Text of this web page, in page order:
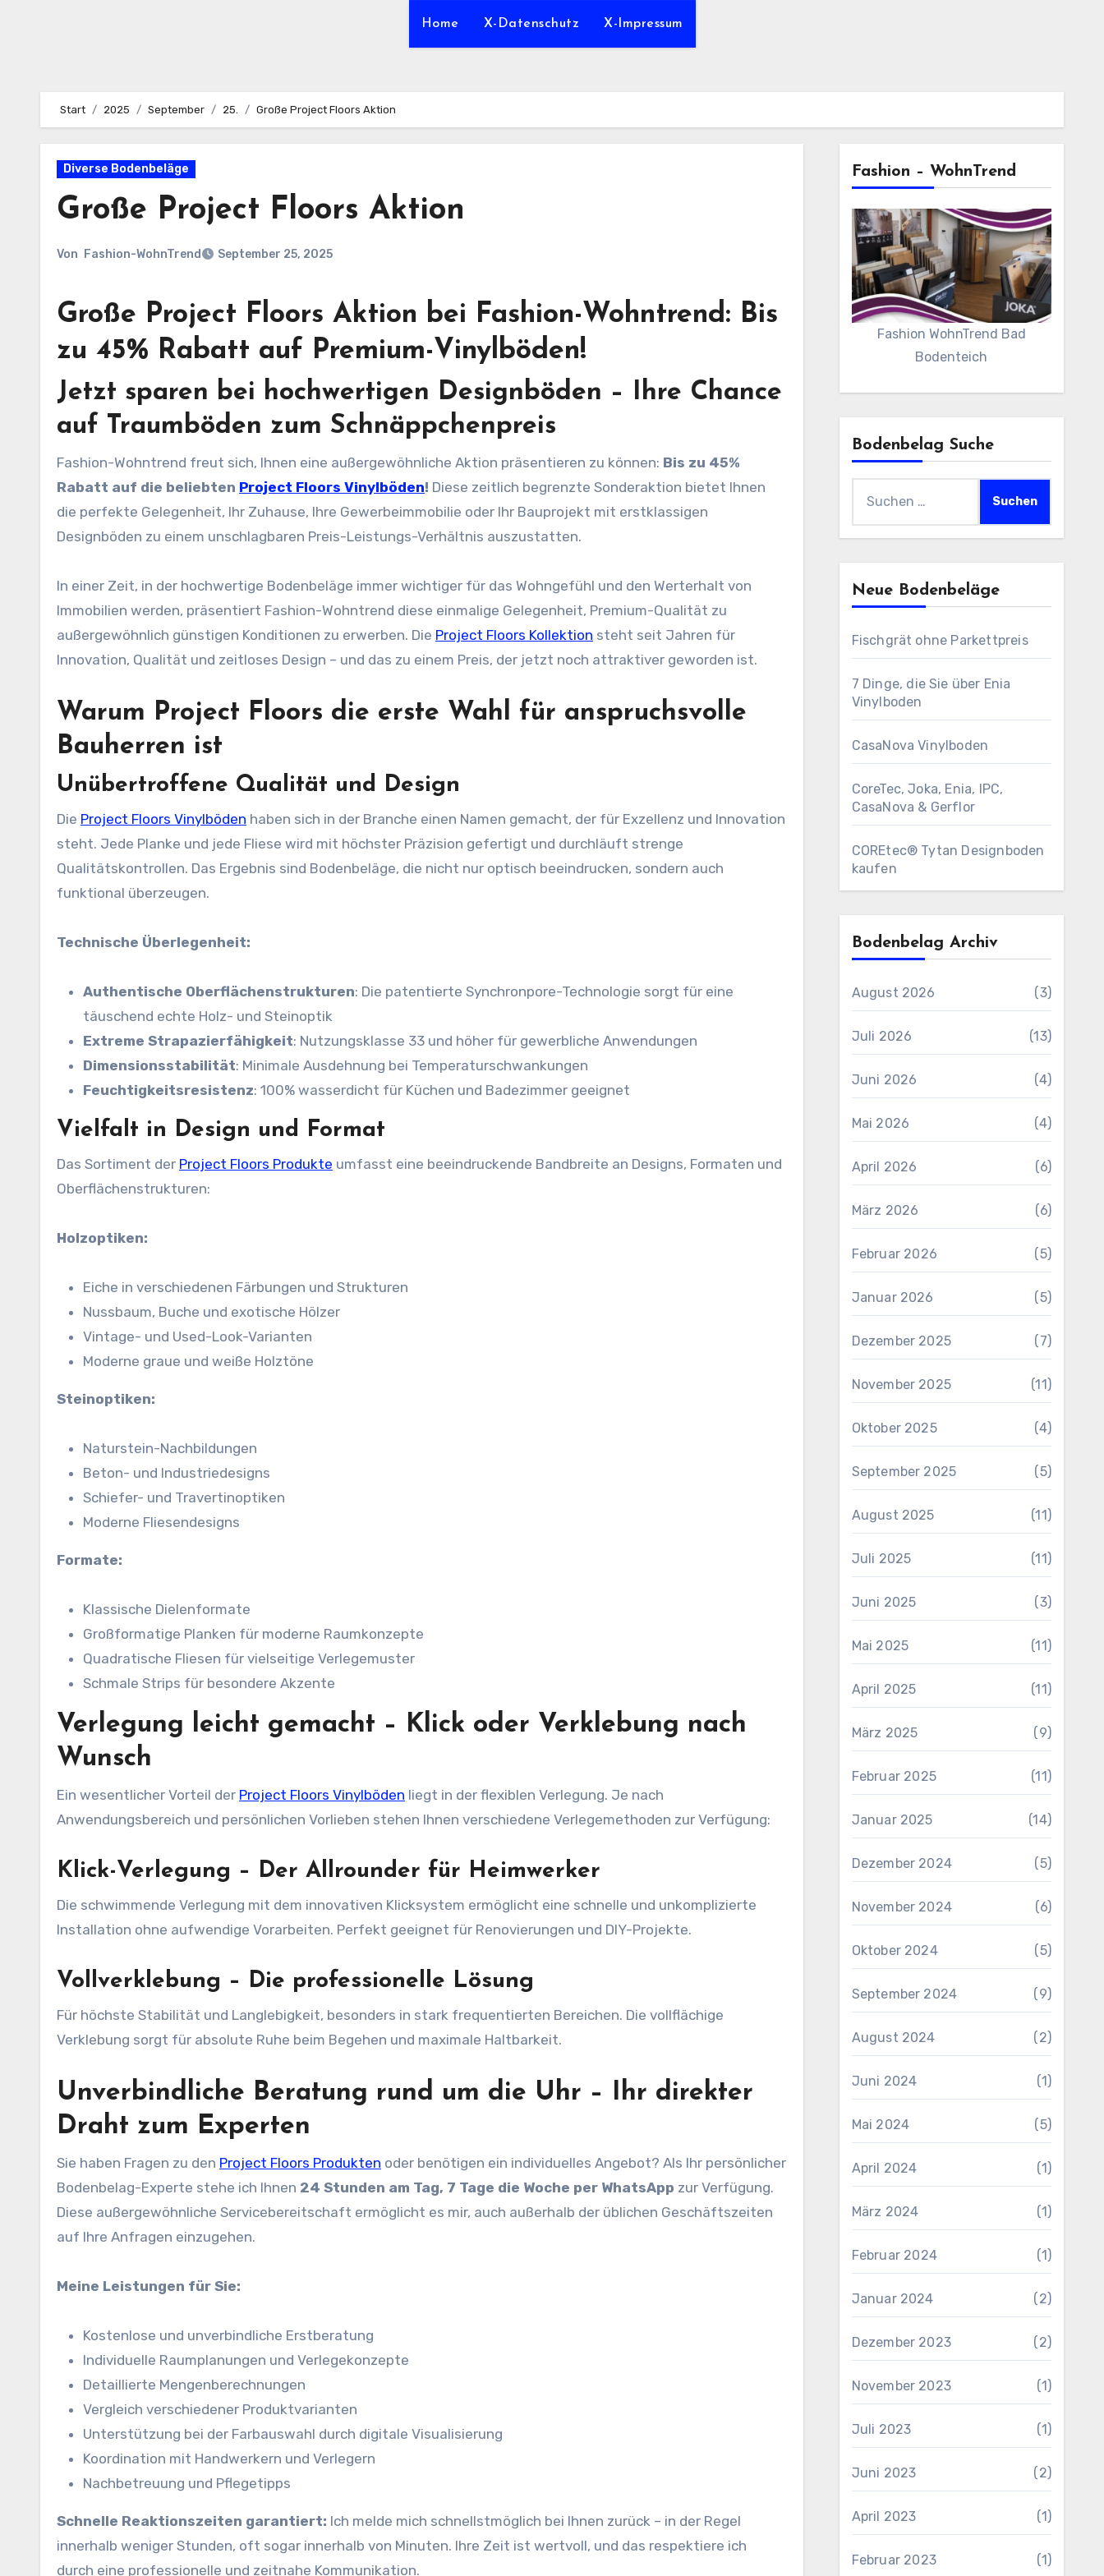
Home X-Datenschutz X-Impressum
Start 2025 September 25. Große Project Floors Aktion
Diverse Bodenbeläge
Große Project Floors Aktion
Von Fashion-WohnTrend September 25, 2025
Große Project Floors Aktion bei Fashion-Wohntrend: Bis
zu 45% Rabatt auf Premium-Vinylböden!
Jetzt sparen bei hochwertigen Designböden – Ihre Chance
auf Traumböden zum Schnäppchenpreis
Fashion-Wohntrend freut sich, Ihnen eine außergewöhnliche Aktion präsentieren zu können: Bis zu 45%
Rabatt auf die beliebten Project Floors Vinylböden! Diese zeitlich begrenzte Sonderaktion bietet Ihnen
die perfekte Gelegenheit, Ihr Zuhause, Ihre Gewerbeimmobilie oder Ihr Bauprojekt mit erstklassigen
Designböden zu einem unschlagbaren Preis-Leistungs-Verhältnis auszustatten.
In einer Zeit, in der hochwertige Bodenbeläge immer wichtiger für das Wohngefühl und den Werterhalt von
Immobilien werden, präsentiert Fashion-Wohntrend diese einmalige Gelegenheit, Premium-Qualität zu
außergewöhnlich günstigen Konditionen zu erwerben. Die Project Floors Kollektion steht seit Jahren für
Innovation, Qualität und zeitloses Design – und das zu einem Preis, der jetzt noch attraktiver geworden ist.
Warum Project Floors die erste Wahl für anspruchsvolle
Bauherren ist
Unübertroffene Qualität und Design
Die Project Floors Vinylböden haben sich in der Branche einen Namen gemacht, der für Exzellenz und Innovation
steht. Jede Planke und jede Fliese wird mit höchster Präzision gefertigt und durchläuft strenge
Qualitätskontrollen. Das Ergebnis sind Bodenbeläge, die nicht nur optisch beeindrucken, sondern auch
funktional überzeugen.
Technische Überlegenheit:
Authentische Oberflächenstrukturen: Die patentierte Synchronpore-Technologie sorgt für eine
täuschend echte Holz- und Steinoptik
Extreme Strapazierfähigkeit: Nutzungsklasse 33 und höher für gewerbliche Anwendungen
Dimensionsstabilität: Minimale Ausdehnung bei Temperaturschwankungen
Feuchtigkeitsresistenz: 100% wasserdicht für Küchen und Badezimmer geeignet
Vielfalt in Design und Format
Das Sortiment der Project Floors Produkte umfasst eine beeindruckende Bandbreite an Designs, Formaten und
Oberflächenstrukturen:
Holzoptiken:
Eiche in verschiedenen Färbungen und Strukturen
Nussbaum, Buche und exotische Hölzer
Vintage- und Used-Look-Varianten
Moderne graue und weiße Holztöne
Steinoptiken:
Naturstein-Nachbildungen
Beton- und Industriedesigns
Schiefer- und Travertinoptiken
Moderne Fliesendesigns
Formate:
Klassische Dielenformate
Großformatige Planken für moderne Raumkonzepte
Quadratische Fliesen für vielseitige Verlegemuster
Schmale Strips für besondere Akzente
Verlegung leicht gemacht – Klick oder Verklebung nach
Wunsch
Ein wesentlicher Vorteil der Project Floors Vinylböden liegt in der flexiblen Verlegung. Je nach
Anwendungsbereich und persönlichen Vorlieben stehen Ihnen verschiedene Verlegemethoden zur Verfügung:
Klick-Verlegung – Der Allrounder für Heimwerker
Die schwimmende Verlegung mit dem innovativen Klicksystem ermöglicht eine schnelle und unkomplizierte
Installation ohne aufwendige Vorarbeiten. Perfekt geeignet für Renovierungen und DIY-Projekte.
Vollverklebung – Die professionelle Lösung
Für höchste Stabilität und Langlebigkeit, besonders in stark frequentierten Bereichen. Die vollflächige
Verklebung sorgt für absolute Ruhe beim Begehen und maximale Haltbarkeit.
Unverbindliche Beratung rund um die Uhr – Ihr direkter
Draht zum Experten
Sie haben Fragen zu den Project Floors Produkten oder benötigen ein individuelles Angebot? Als Ihr persönlicher
Bodenbelag-Experte stehe ich Ihnen 24 Stunden am Tag, 7 Tage die Woche per WhatsApp zur Verfügung.
Diese außergewöhnliche Servicebereitschaft ermöglicht es mir, auch außerhalb der üblichen Geschäftszeiten
auf Ihre Anfragen einzugehen.
Meine Leistungen für Sie:
Kostenlose und unverbindliche Erstberatung
Individuelle Raumplanungen und Verlegekonzepte
Detaillierte Mengenberechnungen
Vergleich verschiedener Produktvarianten
Unterstützung bei der Farbauswahl durch digitale Visualisierung
Koordination mit Handwerkern und Verlegern
Nachbetreuung und Pflegetipps
Schnelle Reaktionszeiten garantiert: Ich melde mich schnellstmöglich bei Ihnen zurück – in der Regel
innerhalb weniger Stunden, oft sogar innerhalb von Minuten. Ihre Zeit ist wertvoll, und das respektiere ich
durch eine professionelle und zeitnahe Kommunikation.
Fashion – WohnTrend
Fashion WohnTrend Bad
Bodenteich
Bodenbelag Suche
nach:
Neue Bodenbeläge
Fischgrät ohne Parkettpreis
7 Dinge, die Sie über Enia
Vinylboden
CasaNova Vinylboden
CoreTec, Joka, Enia, IPC,
CasaNova & Gerflor
COREtec® Tytan Designboden
kaufen
Bodenbelag Archiv
August 2026 (3)
Juli 2026 (13)
Juni 2026 (4)
Mai 2026 (4)
April 2026 (6)
März 2026 (6)
Februar 2026 (5)
Januar 2026 (5)
Dezember 2025 (7)
November 2025 (11)
Oktober 2025 (4)
September 2025 (5)
August 2025 (11)
Juli 2025 (11)
Juni 2025 (3)
Mai 2025 (11)
April 2025 (11)
März 2025 (9)
Februar 2025 (11)
Januar 2025 (14)
Dezember 2024 (5)
November 2024 (6)
Oktober 2024 (5)
September 2024 (9)
August 2024 (2)
Juni 2024 (1)
Mai 2024 (5)
April 2024 (1)
März 2024 (1)
Februar 2024 (1)
Januar 2024 (2)
Dezember 2023 (2)
November 2023 (1)
Juli 2023 (1)
Juni 2023 (2)
April 2023 (1)
Februar 2023 (1)